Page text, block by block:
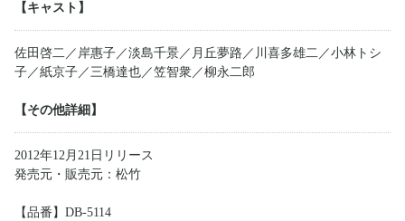
【キャスト】
佐田啓二／岸惠子／淡島千景／月丘夢路／川喜多雄二／小林トシ
子／紙京子／三橋達也／笠智衆／柳永二郎
【その他詳細】
2012年12月21日リリース
発売元・販売元：松竹
【品番】DB-5114